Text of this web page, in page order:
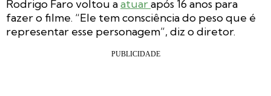
Rodrigo Faro voltou aatuarapós 16 anos para
fazer o filme. “Ele tem consciência do peso que é
representar esse personagem”, diz o diretor.